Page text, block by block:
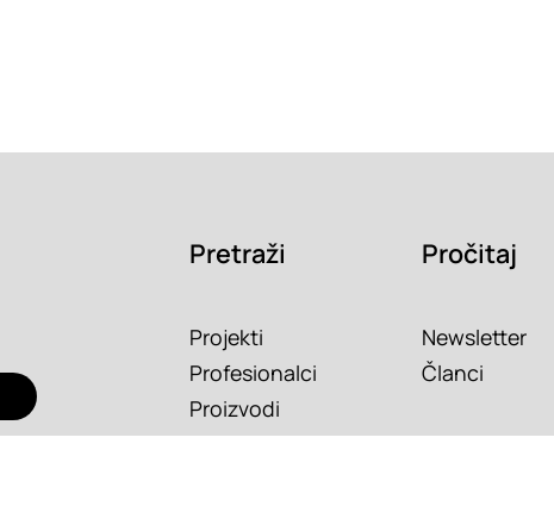
Pretraži
Projekti
Profesionalci
Proizvodi
Pročitaj
Newsletter
Članci